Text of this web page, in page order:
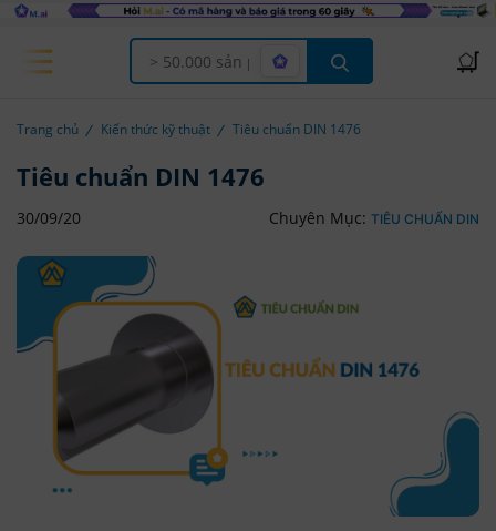
Offcanvas Menu Open
Trang chủ Kiến thức kỹ thuật Tiêu chuẩn DIN 1476
Tiêu chuẩn DIN 1476
30/09/20 Chuyên Mục: TIÊU CHUẨN DIN